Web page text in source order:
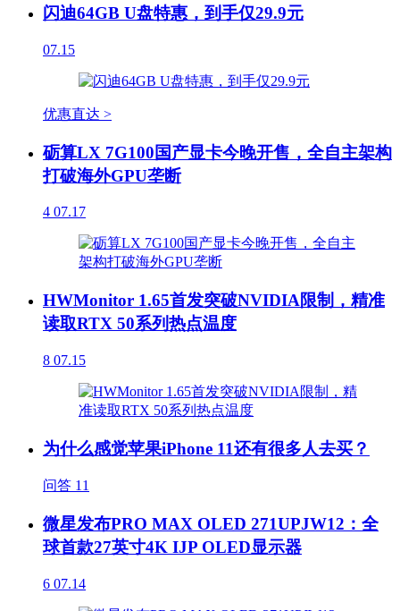
闪迪64GB U盘特惠，到手仅29.9元
07.15
优惠直达 >
砺算LX 7G100国产显卡今晚开售，全自主架构
打破海外GPU垄断
4 07.17
HWMonitor 1.65首发突破NVIDIA限制，精准
读取RTX 50系列热点温度
8 07.15
为什么感觉苹果iPhone 11还有很多人去买？
问答 11
微星发布PRO MAX OLED 271UPJW12：全
球首款27英寸4K IJP OLED显示器
6 07.14